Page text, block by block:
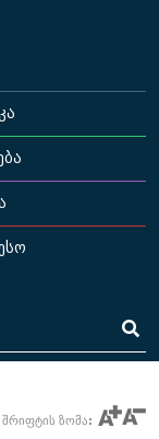
შრიფტის ზომა: